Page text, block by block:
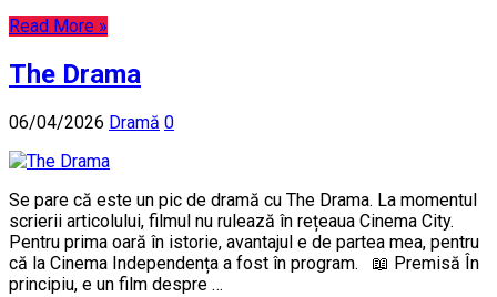
Read More »
The Drama
06/04/2026 Dramă 0
Se pare că este un pic de dramă cu The Drama. La momentul
scrierii articolului, filmul nu rulează în rețeaua Cinema City.
Pentru prima oară în istorie, avantajul e de partea mea, pentru
că la Cinema Independența a fost în program. 📖 Premisă În
principiu, e un film despre …